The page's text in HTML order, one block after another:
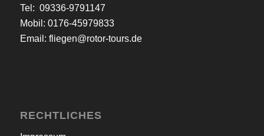
Tel: 09336-9791147
Mobil: 0176-45979833
Email: fliegen@rotor-tours.de
RECHTLICHES